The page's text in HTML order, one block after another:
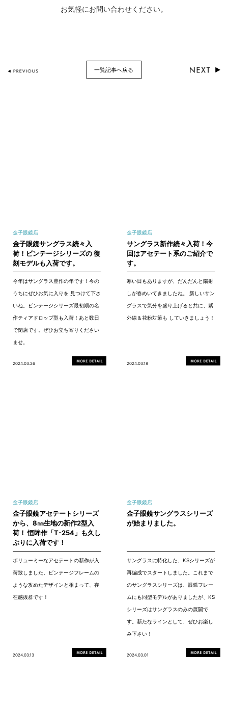
お気軽にお問い合わせください。
一覧記事へ戻る
金子眼鏡店
金子眼鏡サングラス続々入
荷！ビンテージシリーズの 復
刻モデルも入荷です。
今年はサングラス豊作の年です！今の
うちにぜひお気に入りを 見つけて下さ
いね。ビンテージシリーズ最初期の名
作ティアドロップ型も入荷！あと数日
で閉店です。ぜひお立ち寄りください
ませ。
2024.03.26
金子眼鏡店
サングラス新作続々入荷！今
回はアセテート系のご紹介で
す。
寒い日もありますが、だんだんと陽射
しが春めいてきましたね。 新しいサン
グラスで気分を盛り上げると共に、紫
外線＆花粉対策も していきましょう！
2024.03.18
金子眼鏡店
金子眼鏡アセテートシリーズ
から、8㎜生地の新作2型入
荷！ 恒眸作「T-254」も久し
ぶりに入荷です！
ボリューミーなアセテートの新作が入
荷致しました。ビンテージフレームの
ような攻めたデザインと相まって、存
在感抜群です！
2024.03.13
金子眼鏡店
金子眼鏡サングラスシリーズ
が始まりました。
サングラスに特化した、KSシリーズが
再編成でスタートしました。これまで
のサングラスシリーズは、眼鏡フレー
ムにも同型モデルがありましたが、KS
シリーズはサングラスのみの展開で
す。新たなラインとして、ぜひお楽し
み下さい！
2024.03.01